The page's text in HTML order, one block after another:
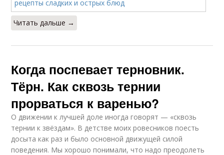
Читать дальше →
Когда поспевает терновник.
Тёрн. Как сквозь тернии
прорваться к варенью?
О движении к лучшей доле иногда говорят — «сквозь
тернии к звёздам». В детстве моих ровесников поесть
досыта как раз и было основной движущей силой
поведения. Мы хорошо понимали, что надо преодолеть